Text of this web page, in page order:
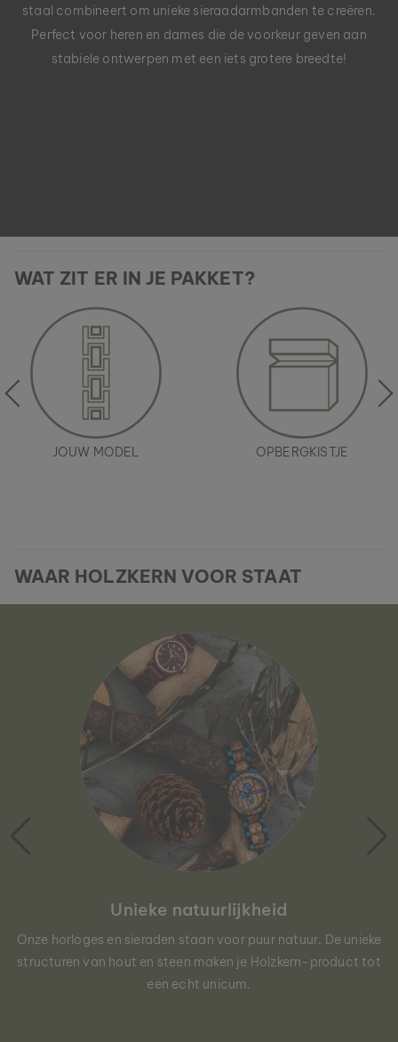
staal combineert om unieke sieraadarmbanden te creëren.
Perfect voor heren en dames die de voorkeur geven aan
stabiele ontwerpen met een iets grotere breedte!
WAT ZIT ER IN JE PAKKET?
JOUW MODEL OPBERGKISTJE
WAAR HOLZKERN VOOR STAAT
Unieke natuurlijkheid
Onze horloges en sieraden staan voor puur natuur. De unieke
structuren van hout en steen maken je Holzkern-product tot
een echt unicum.